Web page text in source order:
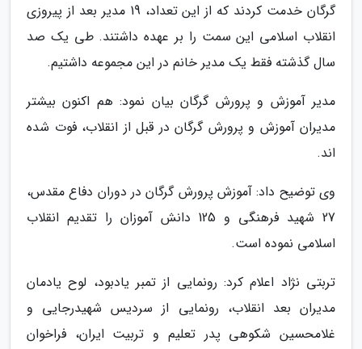
گرگان خدمت کردند که از این تعداد، 19 مدیر بعد از پیروزی
انقلاب اسلامی این سمت را بر عهده داشتند. طی یک صد
سال گذشته فقط یک مدیر خانم در این مجموعه داشتیم.
مدیر آموزش و پرورش گرگان بیان نمود: هم اکنون بیشتر
مدیران آموزش و پرورش گرگان در قبل از انقلاب، فوت شده
اند.
وی توضیح داد: آموزش پرورش گرگان در دوران دفاع مقدس،
27 شهید فرهنگی و 125 دانش آموزان را تقدیم انقلاب
اسلامی نموده است.
تربتی نژاد اعلام کرد: رونمایی از تمبر یادبود، لوح یادمان
مدیران بعد انقلاب، رونمایی از سردیس شهیدرجایی و
غلامحسین شکوهی پدر تعلیم و تربیت ایران، فراخوان